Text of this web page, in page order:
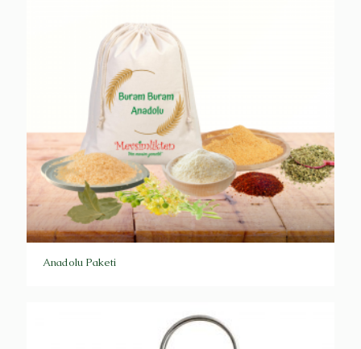
Anadolu Paketi